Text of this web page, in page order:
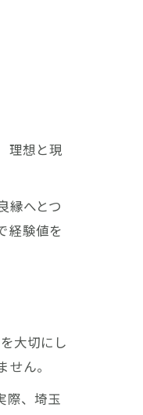
理想と現
縁へとつ
経験値を
大切にし
ん。
際、埼玉